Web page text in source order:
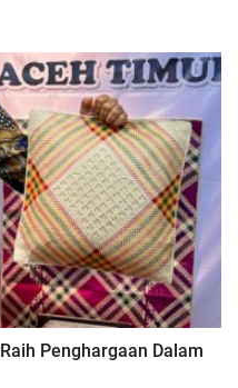
Penghargaan Dalam